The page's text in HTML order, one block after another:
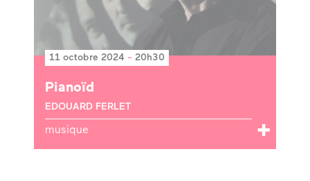
11 octobre 2024 - 20h30
Pianoïd
EDOUARD FERLET
musique